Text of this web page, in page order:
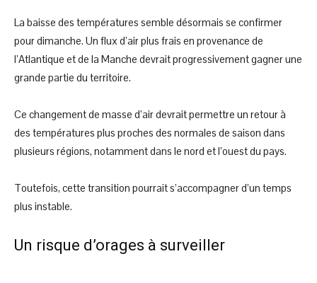
La baisse des températures semble désormais se confirmer
pour dimanche. Un flux d’air plus frais en provenance de
l’Atlantique et de la Manche devrait progressivement gagner une
grande partie du territoire.
Ce changement de masse d’air devrait permettre un retour à
des températures plus proches des normales de saison dans
plusieurs régions, notamment dans le nord et l’ouest du pays.
Toutefois, cette transition pourrait s’accompagner d’un temps
plus instable.
Un risque d’orages à surveiller